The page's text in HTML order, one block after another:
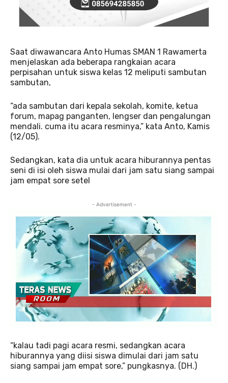
Saat diwawancara Anto Humas SMAN 1 Rawamerta
menjelaskan ada beberapa rangkaian acara
perpisahan untuk siswa kelas 12 meliputi sambutan
sambutan,
“ada sambutan dari kepala sekolah, komite, ketua
forum, mapag panganten, lengser dan pengalungan
mendali. cuma itu acara resminya,” kata Anto, Kamis
(12/05).
Sedangkan, kata dia untuk acara hiburannya pentas
seni di isi oleh siswa mulai dari jam satu siang sampai
jam empat sore setel
- Advertisement -
“kalau tadi pagi acara resmi, sedangkan acara
hiburannya yang diisi siswa dimulai dari jam satu
siang sampai jam empat sore,” pungkasnya. (DH.)